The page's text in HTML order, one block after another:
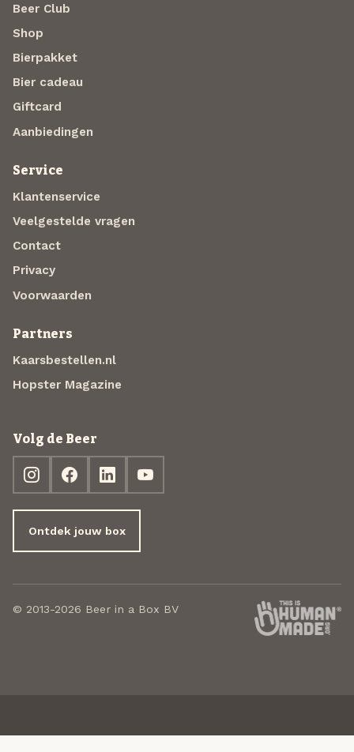
Beer Club
Shop
Bierpakket
Bier cadeau
Giftcard
Aanbiedingen
Service
Klantenservice
Veelgestelde vragen
Contact
Privacy
Voorwaarden
Partners
Kaarsbestellen.nl
Hopster Magazine
Volg de Beer
Ontdek jouw box
© 2013-2026 Beer in a Box BV